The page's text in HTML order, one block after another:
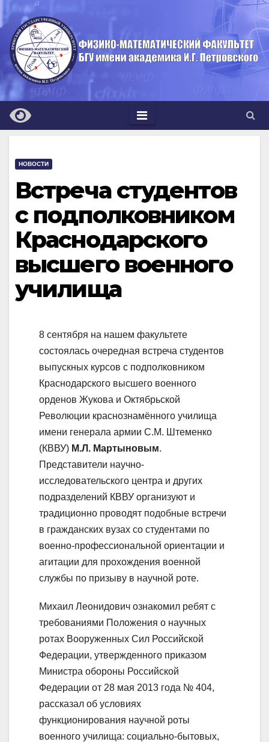
Перейти
к
содержимому
НОВОСТИ
Встреча студентов
с подполковником
Краснодарского
высшего военного
училища
8 сентября на нашем факультете
состоялась очередная встреча студентов
выпускных курсов с подполковником
Краснодарского высшего военного
орденов Жукова и Октябрьской
Революции краснознамённого училища
имени генерала армии С.М. Штеменко
(КВВУ) М.Л. Мартыновым.
Представители научно-
исследовательского центра и других
подразделений КВВУ организуют и
традиционно проводят подобные встречи
в гражданских вузах со студентами по
военно-профессиональной ориентации и
агитации для прохождения военной
службы по призыву в научной роте.
Михаил Леонидович ознакомил ребят с
требованиями Положения о научных
ротах Вооруженных Сил Российской
Федерации, утвержденного приказом
Министра обороны Российской
Федерации от 28 мая 2013 года № 404,
рассказал об условиях
функционирования научной роты
военного училища: социально-бытовых,